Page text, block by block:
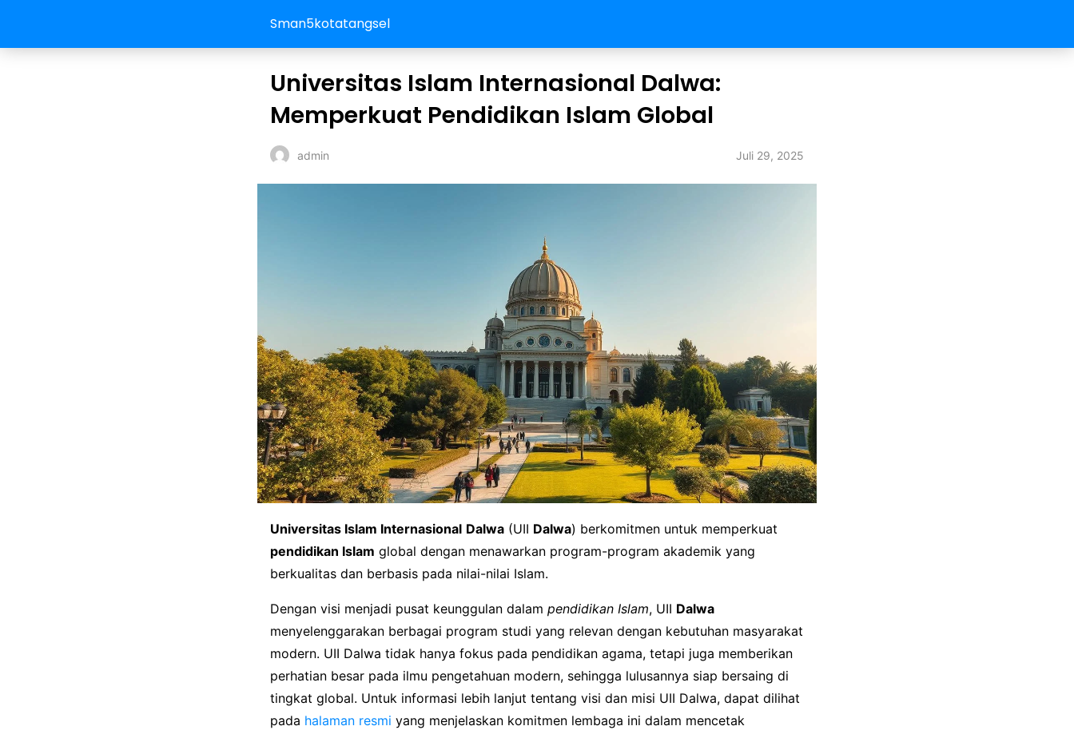
Sman5kotatangsel
Universitas Islam Internasional Dalwa:
Memperkuat Pendidikan Islam Global
admin Juli 29, 2025
Universitas Islam Internasional Dalwa (UII Dalwa) berkomitmen untuk memperkuat
pendidikan Islam global dengan menawarkan program-program akademik yang
berkualitas dan berbasis pada nilai-nilai Islam.
Dengan visi menjadi pusat keunggulan dalam pendidikan Islam, UII Dalwa
menyelenggarakan berbagai program studi yang relevan dengan kebutuhan masyarakat
modern. UII Dalwa tidak hanya fokus pada pendidikan agama, tetapi juga memberikan
perhatian besar pada ilmu pengetahuan modern, sehingga lulusannya siap bersaing di
tingkat global. Untuk informasi lebih lanjut tentang visi dan misi UII Dalwa, dapat dilihat
pada halaman resmi yang menjelaskan komitmen lembaga ini dalam mencetak